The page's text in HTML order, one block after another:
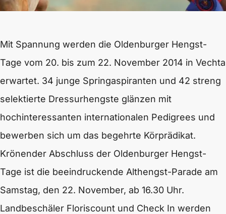
Mit Spannung werden die Oldenburger Hengst-
Tage vom 20. bis zum 22. November 2014 in Vechta
erwartet. 34 junge Springaspiranten und 42 streng
selektierte Dressurhengste glänzen mit
hochinteressanten internationalen Pedigrees und
bewerben sich um das begehrte Körprädikat.
Krönender Abschluss der Oldenburger Hengst-
Tage ist die beeindruckende Althengst-Parade am
Samstag, den 22. November, ab 16.30 Uhr.
Landbeschäler Floriscount und Check In werden